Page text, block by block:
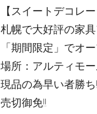
【スイートデコレ
札幌で大好評の家
「期間限定」でオ
場所：アルティモ
現品の為早い者勝ち
売切御免!!